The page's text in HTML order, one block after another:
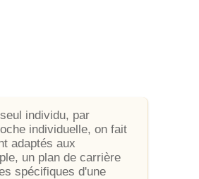
individu, par
individuelle, on fait
adaptés aux
un plan de carrière
spécifiques d'une